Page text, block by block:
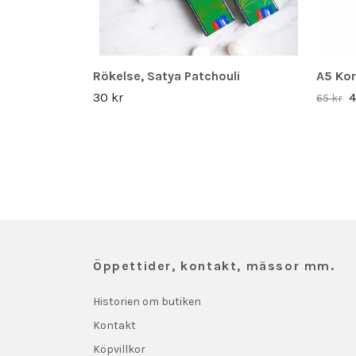
Rökelse, Satya Patchouli
30 kr
A5
65 kr
Öppettider, kontakt, mässor mm.
Historien om butiken
Kontakt
Köpvillkor